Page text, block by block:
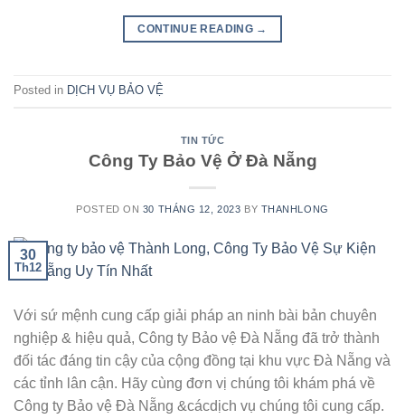
CONTINUE READING →
Posted in DỊCH VỤ BẢO VỆ
TIN TỨC
Công Ty Bảo Vệ Ở Đà Nẵng
POSTED ON 30 THÁNG 12, 2023 BY THANHLONG
30
Th12
Với sứ mệnh cung cấp giải pháp an ninh bài bản chuyên
nghiệp & hiệu quả, Công ty Bảo vệ Đà Nẵng đã trở thành
đối tác đáng tin cậy của cộng đồng tại khu vực Đà Nẵng và
các tỉnh lân cận. Hãy cùng đơn vị chúng tôi khám phá về
Công ty Bảo vệ Đà Nẵng &cácdịch vụ chúng tôi cung cấp.